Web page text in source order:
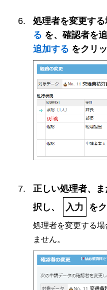
処理者を変更す
る を、確認者を
追加する をクリ
正しい処理者、
択し、
入力 を
処理者を変更する
ません。